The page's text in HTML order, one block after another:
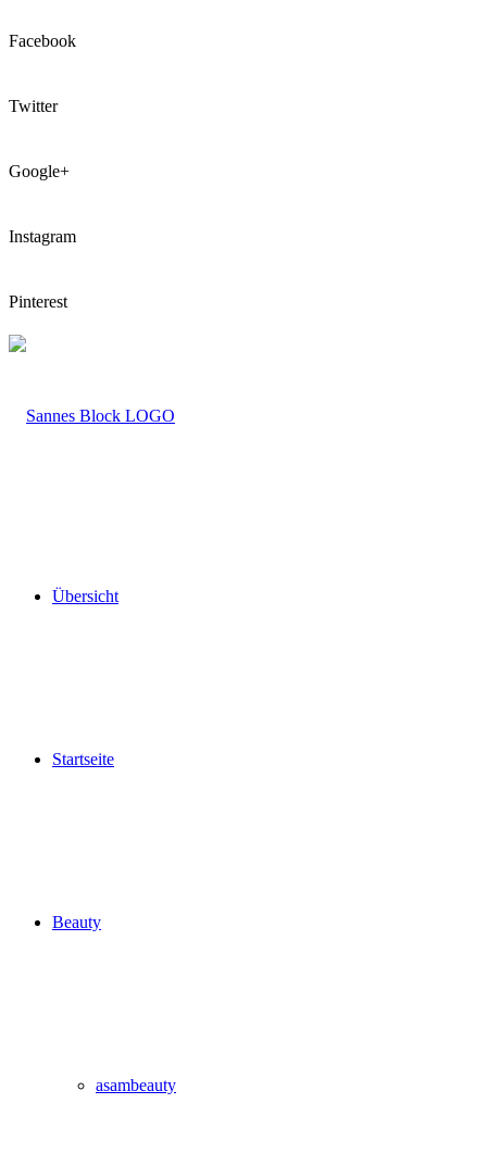
Facebook
Twitter
Google+
Instagram
Pinterest
LOGO
Übersicht
Startseite
Beauty
asambeauty